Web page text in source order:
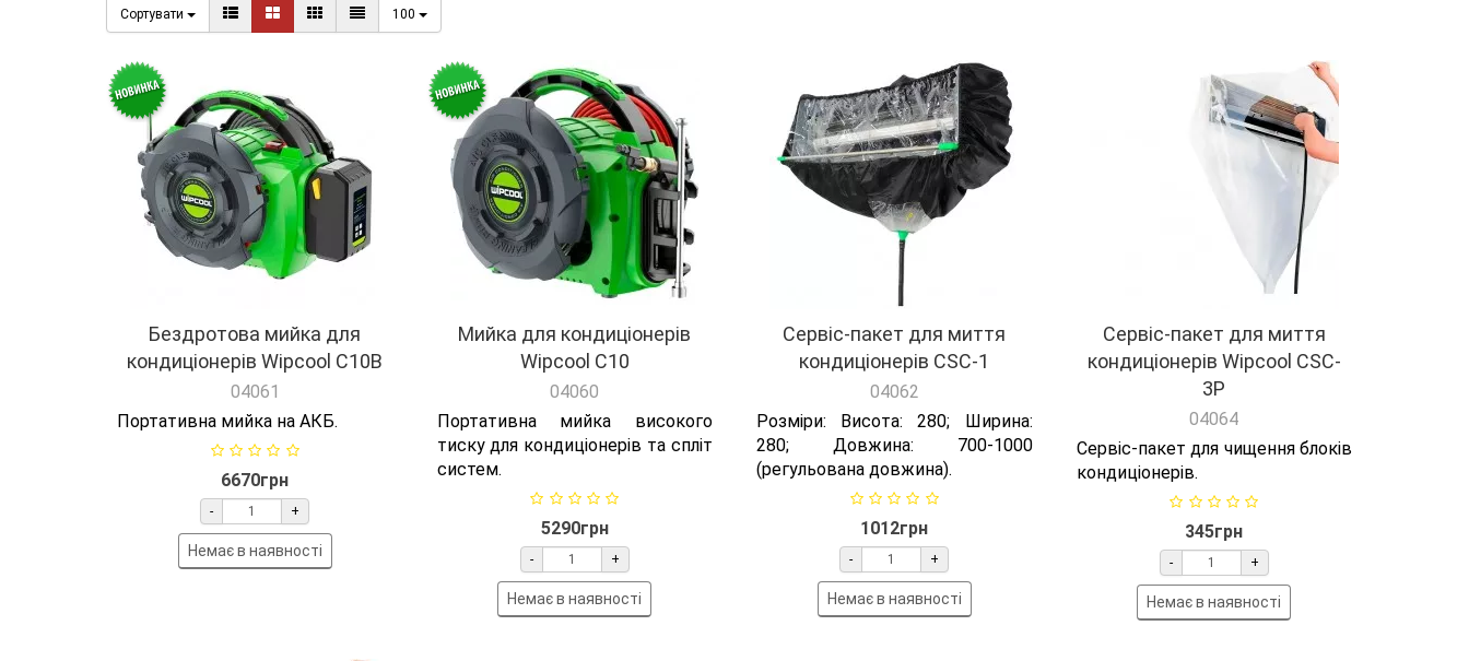
Сортувати 100
Бездротова мийка для
кондиціонерів Wipcool C10B
04061
Портативна мийка на АКБ.
6670грн
- +
Немає в наявності
Мийка для кондиціонерів
Wipcool C10
04060
Портативна мийка високого
тиску для кондиціонерів та спліт
систем.
5290грн
- +
Немає в наявності
Сервіс-пакет для миття
кондиціонерів CSC-1
04062
Розміри: Висота: 280; Ширина:
280; Довжина: 700-1000
(регульована довжина).
1012грн
- +
Немає в наявності
Сервіс-пакет для миття
кондиціонерів Wipcool CSC-
3P
04064
Сервіс-пакет для чищення блоків
кондиціонерів.
345грн
- +
Немає в наявності